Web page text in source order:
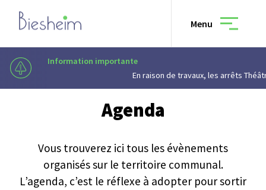
Information importante
En raison de travaux, les arrêts Théâtre, Rapp, Vauban et Campus
Menu
Vivre à Biesheim
Culture & loisirs — Agenda
Agenda
Vous trouverez ici tous les évènements
organisés sur le territoire communal.
L’agenda, c’est le réflexe à adopter pour sortir